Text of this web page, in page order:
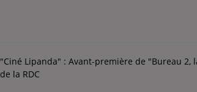
"Ciné Lipanda" : Avant-première de "Bureau
de la RDC